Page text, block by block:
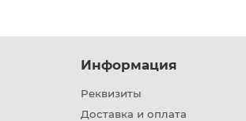
Информация
Реквизиты
Доставка и оплата